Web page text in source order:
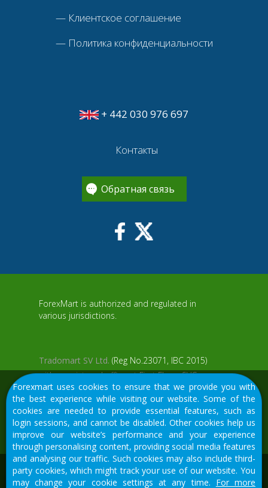
— Клиентское соглашение
— Политика конфиденциальности
+ 442 030 976 697
Контакты
Обратная связь
ForexMart is authorized and regulated in
various jurisdictions.
Tradomart SV Ltd. (Reg No.23071, IBC 2015)
with a registered office at First Floor, SVG
Teachers Co-operative Credit Union Limited
Uptown Building, Corner of James and
Middle Street, Kingstown, Saint Vincent and
the Grenadines
Restricted Regions: the United States of
America, North Korea, Sudan, Syria and
some other regions.
aWS
We would like to warn you that there are many scammers in
the financial sector, do not provide your data except for
Forexmart uses cookies to ensure that we provide you with
the best experience while visiting our website. Some of the
cookies are needed to provide essential features, such as
login sessions, and cannot be disabled. Other cookies help us
improve our website’s performance and your experience
through personalising content, providing social media features
and analysing our traffic. Such cookies may also include third-
party cookies, which might track your use of our website. You
may change your cookie settings at any time. For more